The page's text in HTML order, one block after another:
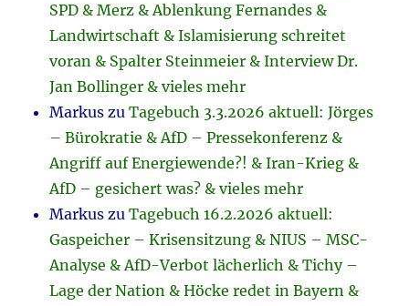
SPD & Merz & Ablenkung Fernandes &
Landwirtschaft & Islamisierung schreitet
voran & Spalter Steinmeier & Interview Dr.
Jan Bollinger & vieles mehr
Markus zuTagebuch 3.3.2026 aktuell: Jörges
– Bürokratie & AfD – Pressekonferenz &
Angriff auf Energiewende?! & Iran-Krieg &
AfD – gesichert was? & vieles mehr
Markus zuTagebuch 16.2.2026 aktuell:
Gaspeicher – Krisensitzung & NIUS – MSC-
Analyse & AfD-Verbot lächerlich & Tichy –
Lage der Nation & Höcke redet in Bayern &